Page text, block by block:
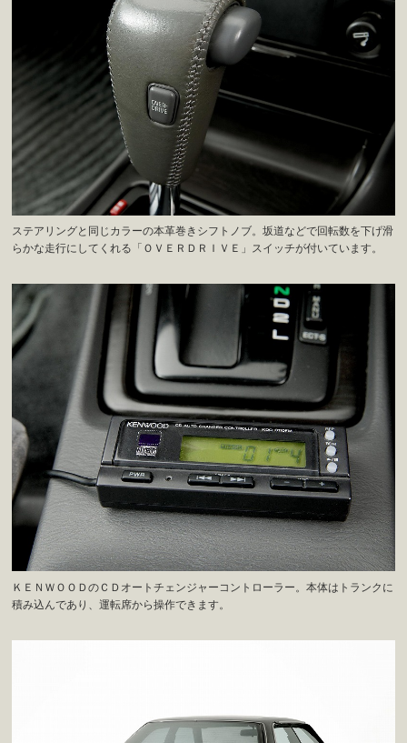
ステアリングと同じカラーの本革巻きシフトノブ。坂道などで回転数を下げ滑
らかな走行にしてくれる「ＯＶＥＲＤＲＩＶＥ」スイッチが付いています。
ＫＥＮＷＯＯＤのＣＤオートチェンジャーコントローラー。本体はトランクに
積み込んであり、運転席から操作できます。